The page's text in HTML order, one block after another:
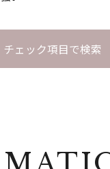
チェック項目で検索